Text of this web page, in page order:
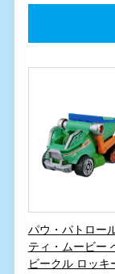
パウ・パトロー
ティ・ムービー
ビークル ロッキ